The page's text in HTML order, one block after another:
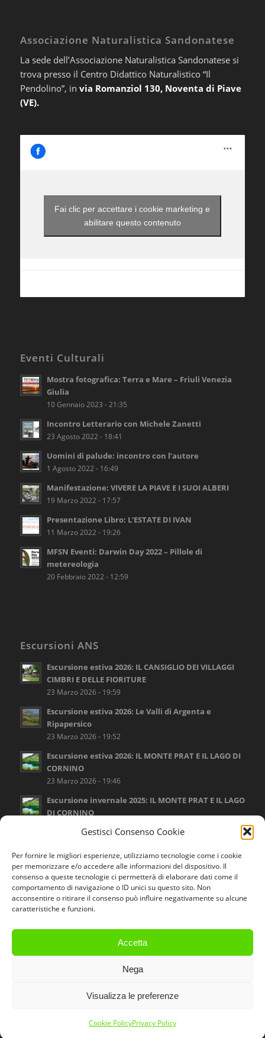
Gestisci Consenso Cookie
Per fornire le migliori esperienze, utilizziamo tecnologie come i cookie
per memorizzare e/o accedere alle informazioni del dispositivo. Il
consenso a queste tecnologie ci permetterà di elaborare dati come il
comportamento di navigazione o ID unici su questo sito. Non
acconsentire o ritirare il consenso può influire negativamente su alcune
caratteristiche e funzioni.
Accetta
Nega
Visualizza le preferenze
Cookie PolicyPrivacy Policy
Associazione Naturalistica Sandonatese
La sede dell’Associazione Naturalistica Sandonatese si
trova presso il Centro Didattico Naturalistico “Il
Pendolino”, in via Romanziol 130, Noventa di Piave
(VE).
Fai clic per accettare i cookie marketing e
abilitare questo contenuto
Eventi Culturali
Mostra fotografica: Terra e Mare – Friuli Venezia
Giulia
10 Gennaio 2023 - 21:35
Incontro Letterario con Michele Zanetti
23 Agosto 2022 - 18:41
Uomini di palude: incontro con l’autore
1 Agosto 2022 - 16:49
Manifestazione: VIVERE LA PIAVE E I SUOI ALBERI
19 Marzo 2022 - 17:57
Presentazione Libro: L’ESTATE DI IVAN
11 Marzo 2022 - 19:26
MFSN Eventi: Darwin Day 2022 – Pillole di
metereologia
20 Febbraio 2022 - 12:59
Escursioni ANS
Escursione estiva 2026: IL CANSIGLIO DEI VILLAGGI
CIMBRI E DELLE FIORITURE
23 Marzo 2026 - 19:59
Escursione estiva 2026: Le Valli di Argenta e
Ripapersico
23 Marzo 2026 - 19:52
Escursione estiva 2026: IL MONTE PRAT E IL LAGO DI
CORNINO
23 Marzo 2026 - 19:46
Escursione invernale 2025: IL MONTE PRAT E IL LAGO
DI CORNINO
DELLA STUA
16 Settembre 2025 - 17:02
Escursione invernale 2025: IL SENTIERO DELLE
MEATTE E VALLE MURE
16 Settembre 2025 - 16:53
Cookie Policy (UE)